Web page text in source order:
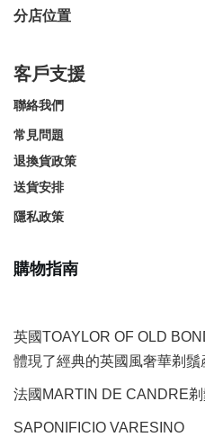
分店位置
客戶支援
聯絡我們
常見問題
退換貨政策
送貨安排
隱私政策
購物指南
英國TOAYLOR OF OLD
體現了經典的英國風奢華剃鬚
法國MARTIN DE CANDRE
SAPONIFICIO VARESINO